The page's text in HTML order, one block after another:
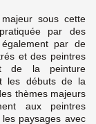
sous cette
par des
par de
et des peintres
de la peinture
les débuts de la
thèmes majeurs
aux peintres
paysages avec